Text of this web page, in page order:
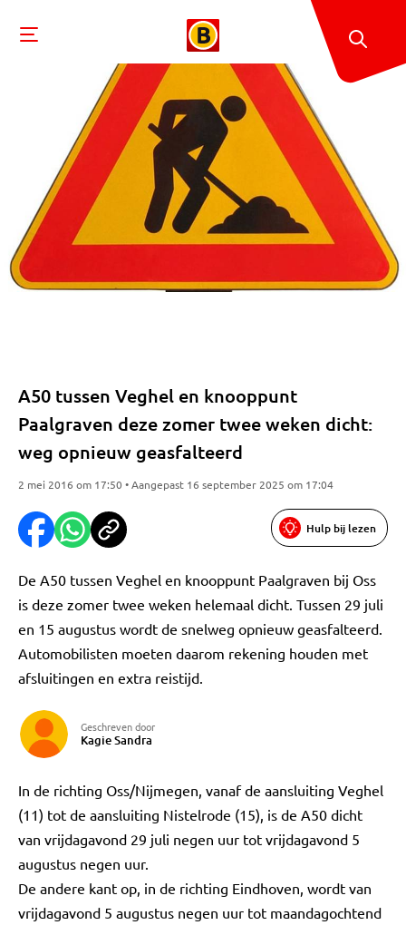
A50 tussen Veghel en knooppunt
Paalgraven deze zomer twee weken dicht:
weg opnieuw geasfalteerd
2 mei 2016 om 17:50 • Aangepast 16 september 2025 om 17:04
Hulp bij lezen
De A50 tussen Veghel en knooppunt Paalgraven bij Oss
is deze zomer twee weken helemaal dicht. Tussen 29 juli
en 15 augustus wordt de snelweg opnieuw geasfalteerd.
Automobilisten moeten daarom rekening houden met
afsluitingen en extra reistijd.
Geschreven door
Kagie Sandra
In de richting Oss/Nijmegen, vanaf de aansluiting Veghel
(11) tot de aansluiting Nistelrode (15), is de A50 dicht
van vrijdagavond 29 juli negen uur tot vrijdagavond 5
augustus negen uur.
De andere kant op, in de richting Eindhoven, wordt van
vrijdagavond 5 augustus negen uur tot maandagochtend